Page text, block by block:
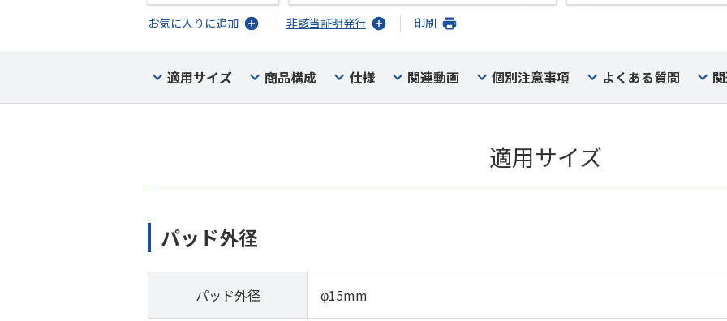
お気に入りに追加
非該当証明発行 印刷
適用サイズ 商品構成 仕様 関連動画 個別注意事項 よくある質問
適用サイズ
パッド外径
パッド外径 φ15mm